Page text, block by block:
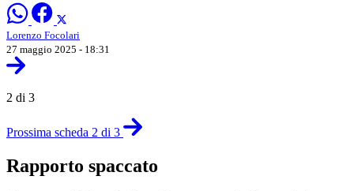
Lorenzo Focolari
27 maggio 2025 - 18:31
2 di 3
Prossima scheda 2 di 3
Rapporto spaccato